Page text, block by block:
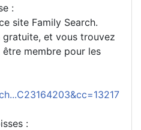
:
site Family Search.
et vous trouvez
membre pour les
: